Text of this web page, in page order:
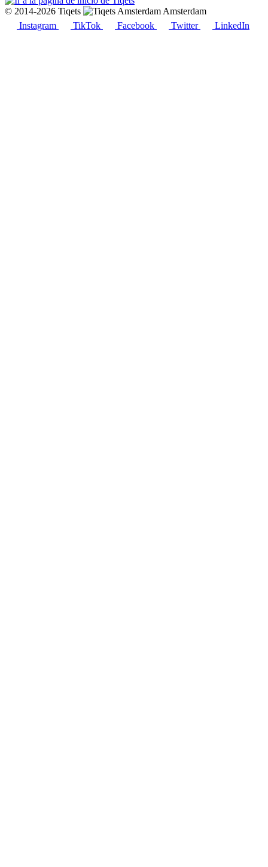
© 2014-2026 Tiqets
Amsterdam
Instagram
TikTok Facebook Twitter LinkedIn